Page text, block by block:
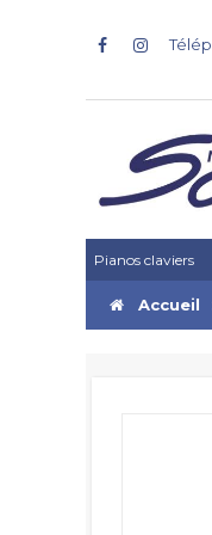
Pianos claviers
Accueil